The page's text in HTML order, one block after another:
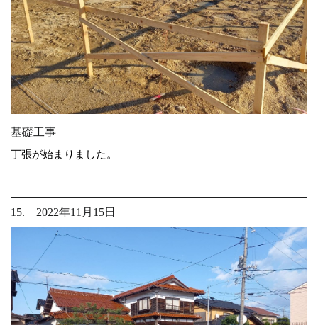
基礎工事
丁張が始まりました。
15. 2022年11月15日